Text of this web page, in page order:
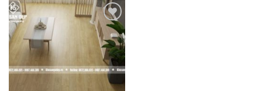
Add
to
wishlist